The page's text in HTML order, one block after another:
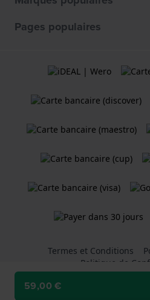
59,00 €
Pages populaires
Termes et Conditions
Politique de
Une boutique en ligne Holland